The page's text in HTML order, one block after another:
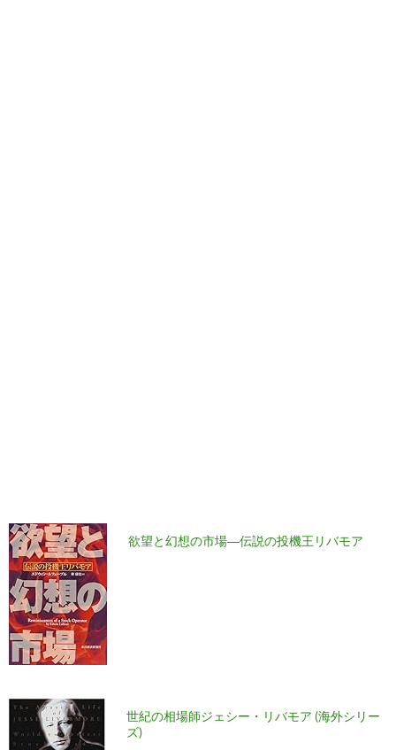
欲望と幻想の市場―伝説の投機王リバモア
世紀の相場師ジェシー・リバモア (海外シリー
ズ)